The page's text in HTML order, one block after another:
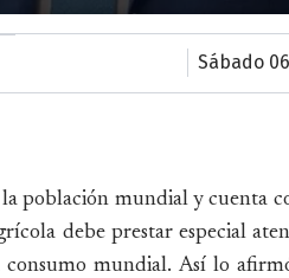
sábado
población mundial y cuenta
debe prestar especial
mundial. Así lo